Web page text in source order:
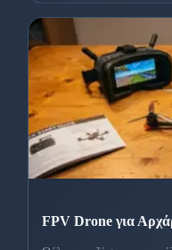
FPV Drone για